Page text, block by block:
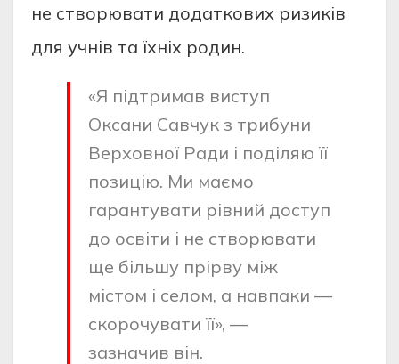
не створювати додаткових ризиків
для учнів та їхніх родин.
«Я підтримав виступ
Оксани Савчук з трибуни
Верховної Ради і поділяю її
позицію. Ми маємо
гарантувати рівний доступ
до освіти і не створювати
ще більшу прірву між
містом і селом, а навпаки —
скорочувати її», —
зазначив він.